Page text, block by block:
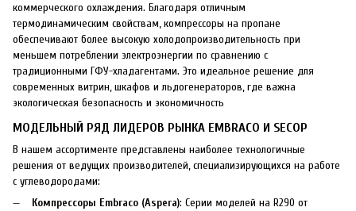
коммерческого охлаждения. Благодаря отличным
термодинамическим свойствам, компрессоры на пропане
обеспечивают более высокую холодопроизводительность при
меньшем потреблении электроэнергии по сравнению с
традиционными ГФУ-хладагентами. Это идеальное решение для
современных витрин, шкафов и льдогенераторов, где важна
экологическая безопасность и экономичность
МОДЕЛЬНЫЙ РЯД ЛИДЕРОВ РЫНКА EMBRACO И SECOP
В нашем ассортименте представлены наиболее технологичные
решения от ведущих производителей, специализирующихся на работе
с углеводородами:
Компрессоры Embraco (Aspera): Серии моделей на R290 от